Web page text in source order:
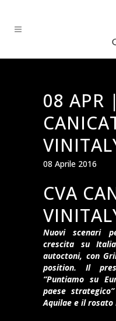
08 APR |
08 Aprile 2016
CVA
Nuovi scenari
crescita su
autoctoni, con
position. Il
“Puntiamo su
paese
Aquilae e il rosato